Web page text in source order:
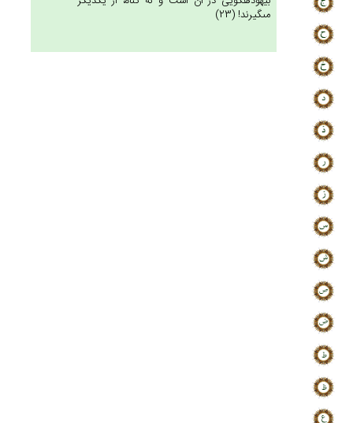
مى‏گيرند! (23)